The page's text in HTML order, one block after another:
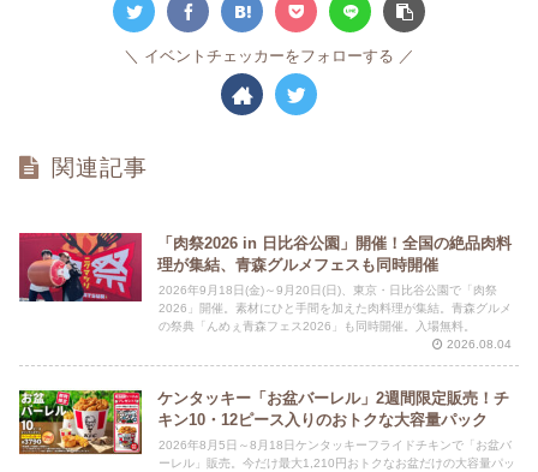
イベントチェッカーをフォローする
関連記事
「肉祭2026 in 日比谷公園」開催！全国の絶品肉料
理が集結、青森グルメフェスも同時開催
2026年9月18日(金)～9月20日(日)、東京・日比谷公園で「肉祭
2026」開催。素材にひと手間を加えた肉料理が集結。青森グルメ
の祭典「んめぇ青森フェス2026」も同時開催。入場無料。
2026.08.04
ケンタッキー「お盆バーレル」2週間限定販売！チ
キン10・12ピース入りのおトクな大容量パック
2026年8月5日～8月18日ケンタッキーフライドチキンで「お盆バ
ーレル」販売。今だけ最大1,210円おトクなお盆だけの大容量パッ